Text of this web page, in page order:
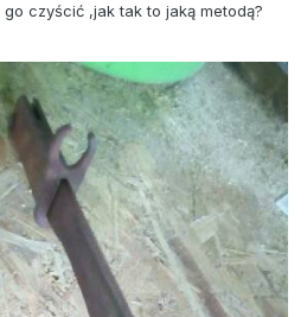
czyścić ,jak tak to jaką metodą?